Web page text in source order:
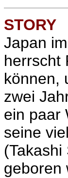
STORY
Japan
herrscht
können,
zwei
ein paar
seine
geboren